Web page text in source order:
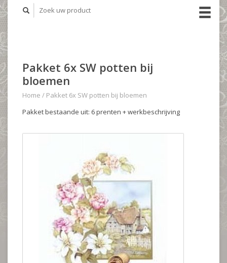
Pakket 6x SW potten bij
bloemen
Home / Pakket 6x SW potten bij bloemen
Pakket bestaande uit: 6 prenten + werkbeschrijving